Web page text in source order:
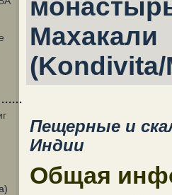
Махакали
(Kondivita/
Пещерные и
Индии
Общая